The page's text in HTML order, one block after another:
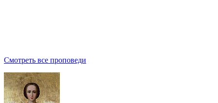
Смотреть все проповеди